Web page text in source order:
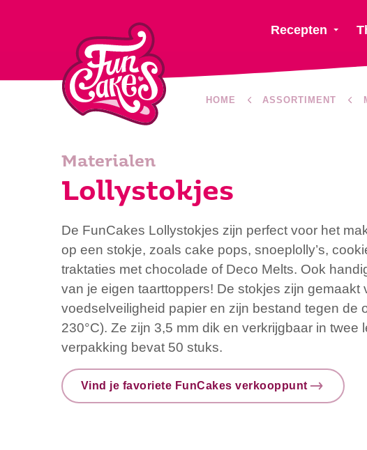
Recepten
HOME ASSORTIMENT
Materialen
Lollystokjes
De FunCakes Lollystokjes zijn perfect voor het
op een stokje, zoals cake pops, snoeplolly’s,
traktaties met chocolade of Deco Melts. Ook
van je eigen taarttoppers! De stokjes zijn gemaakt
voedselveiligheid papier en zijn bestand tegen de
230°C). Ze zijn 3,5 mm dik en verkrijgbaar in twee
verpakking bevat 50 stuks.
Vind je favoriete FunCakes verkooppunt